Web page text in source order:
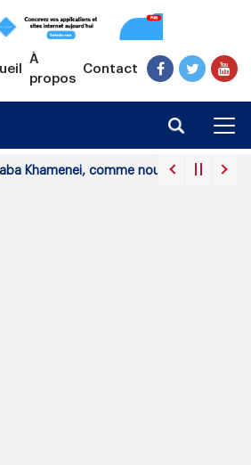
À
propos
Contact
comme nouveau guide suprême.